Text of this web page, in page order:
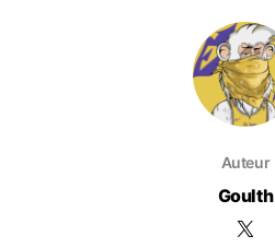
Auteur
Goulth